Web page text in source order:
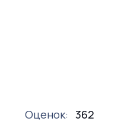
Оценок: 362